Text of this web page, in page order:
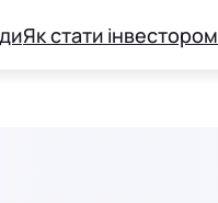
Як стати інвестором